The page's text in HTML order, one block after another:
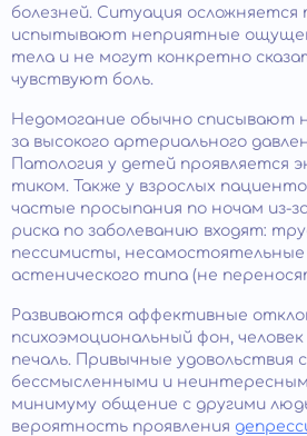
болезней. Ситуация
испытывают неприятные
тела и не могут конкретно
чувствуют боль.
Недомогание обычно списывают
за высокого артериального
Патология у детей проявляется
тиком. Также у взрослых
частые просыпания по ночам из-
риска по заболеванию входят:
пессимисты, несамостоятельные
астенического типа (не
Развиваются аффективные
психоэмоциональный фон,
печаль. Привычные удовольствия
бессмысленными и
минимуму общение с другими
вероятность проявления